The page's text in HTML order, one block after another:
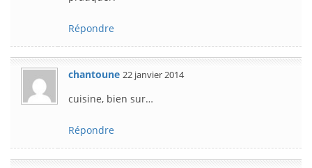
Répondre
chantoune 22 janvier 2014
cuisine, bien sur…
Répondre